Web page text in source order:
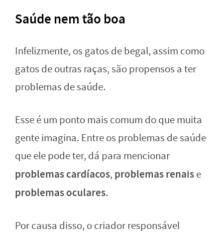
Saúde nem tão boa
Infelizmente, os gatos de begal, assim como
gatos de outras raças, são propensos a ter
problemas de saúde.
Esse é um ponto mais comum do que muita
gente imagina. Entre os problemas de saúde
que ele pode ter, dá para mencionar
problemas cardíacos, problemas renaise
problemas oculares.
Por causa disso, o criador responsável